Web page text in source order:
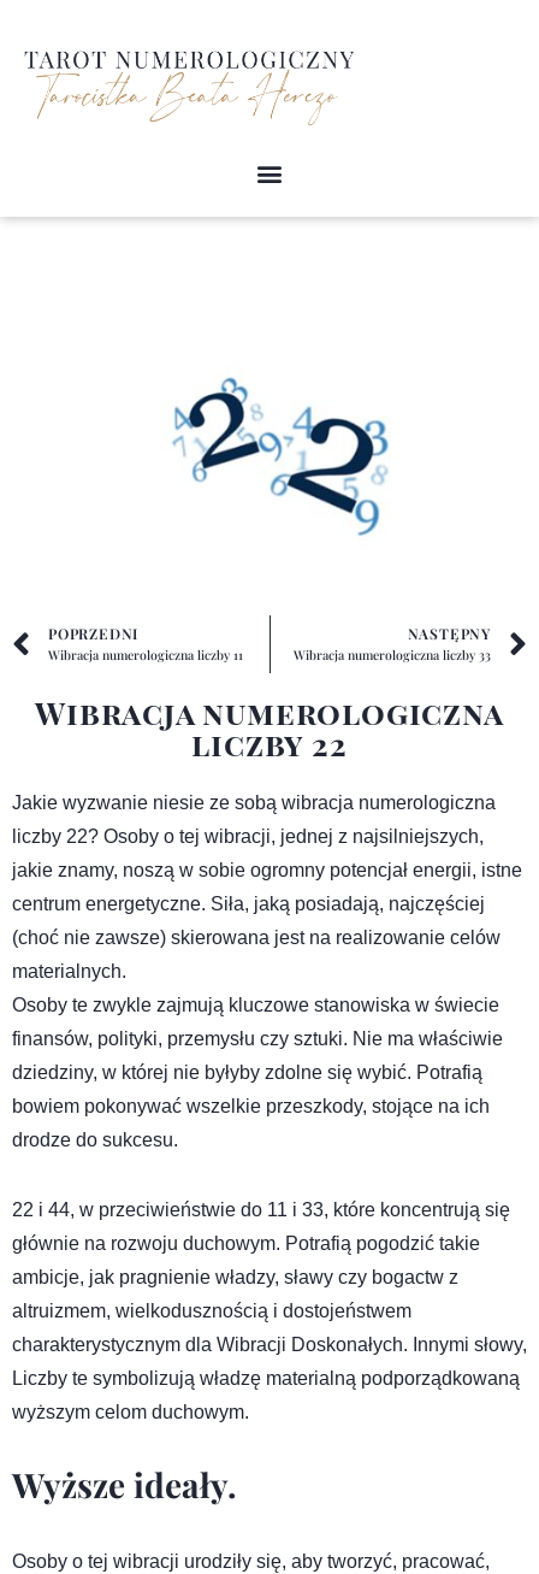
Przejdź
treści
POPRZEDNI
Wibracja numerologiczna liczby 11
NASTĘPNY
Wibracja numerologiczna liczby 33
Wibracja numerologiczna
liczby 22
Jakie wyzwanie niesie ze sobą wibracja numerologiczna
liczby 22? Osoby o tej wibracji, jednej z najsilniejszych,
jakie znamy, noszą w sobie ogromny potencjał energii, istne
centrum energetyczne. Siła, jaką posiadają, najczęściej
(choć nie zawsze) skierowana jest na realizowanie celów
materialnych.
Osoby te zwykle zajmują kluczowe stanowiska w świecie
finansów, polityki, przemysłu czy sztuki. Nie ma właściwie
dziedziny, w której nie byłyby zdolne się wybić. Potrafią
bowiem pokonywać wszelkie przeszkody, stojące na ich
drodze do sukcesu.
22 i 44, w przeciwieństwie do 11 i 33, które koncentrują się
głównie na rozwoju duchowym. Potrafią pogodzić takie
ambicje, jak pragnienie władzy, sławy czy bogactw z
altruizmem, wielkodusznością i dostojeństwem
charakterystycznym dla Wibracji Doskonałych. Innymi słowy,
Liczby te symbolizują władzę materialną podporządkowaną
wyższym celom duchowym.
Wyższe ideały.
Osoby o tej wibracji urodziły się, aby tworzyć, pracować,